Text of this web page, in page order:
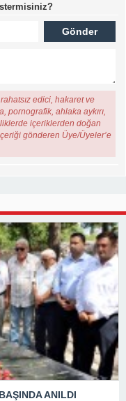
edici, hakaret ve
pornografik, ahlaka aykırı,
içeriklerden doğan
gönderen Üye/Üyeler’e
ANILDI